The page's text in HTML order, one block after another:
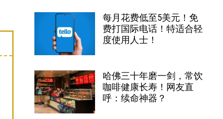
每月花费低至5美元！免
费打国际电话！特适合轻
度使用人士！
哈佛三十年磨一剑，常饮
咖啡健康长寿！网友直
呼：续命神器？